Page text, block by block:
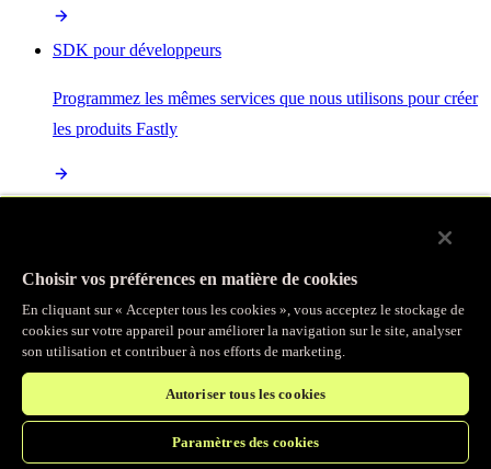
SDK pour développeurs
Programmez les mêmes services que nous utilisons pour créer
les produits Fastly
sur des normes ouvertes et intégrée à la suite complète de
produits Fastly
Accélérez vos charges de travail d’IA et gagnez en efficacité
Choisir vos préférences en matière de cookies
En cliquant sur « Accepter tous les cookies », vous acceptez le stockage de
cookies sur votre appareil pour améliorer la navigation sur le site, analyser
son utilisation et contribuer à nos efforts de marketing.
Autoriser tous les cookies
Paramètres des cookies